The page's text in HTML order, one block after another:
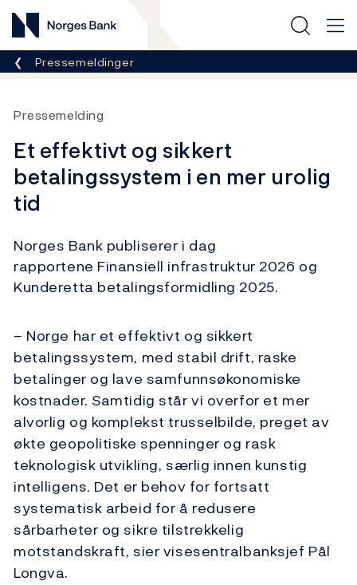
Norges Bank
Her er du nå:
Pressemeldinger
Pressemelding
Et effektivt og sikkert
betalingssystem i en mer urolig
tid
Norges Bank publiserer i dag
rapportene Finansiell infrastruktur 2026 og
Kunderetta betalingsformidling 2025.
– Norge har et effektivt og sikkert
betalingssystem, med stabil drift, raske
betalinger og lave samfunnsøkonomiske
kostnader. Samtidig står vi overfor et mer
alvorlig og komplekst trusselbilde, preget av
økte geopolitiske spenninger og rask
teknologisk utvikling, særlig innen kunstig
intelligens. Det er behov for fortsatt
systematisk arbeid for å redusere
sårbarheter og sikre tilstrekkelig
motstandskraft, sier visesentralbanksjef Pål
Longva.